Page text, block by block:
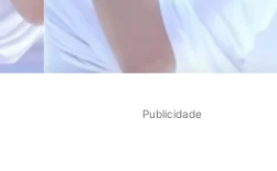
Publicidade